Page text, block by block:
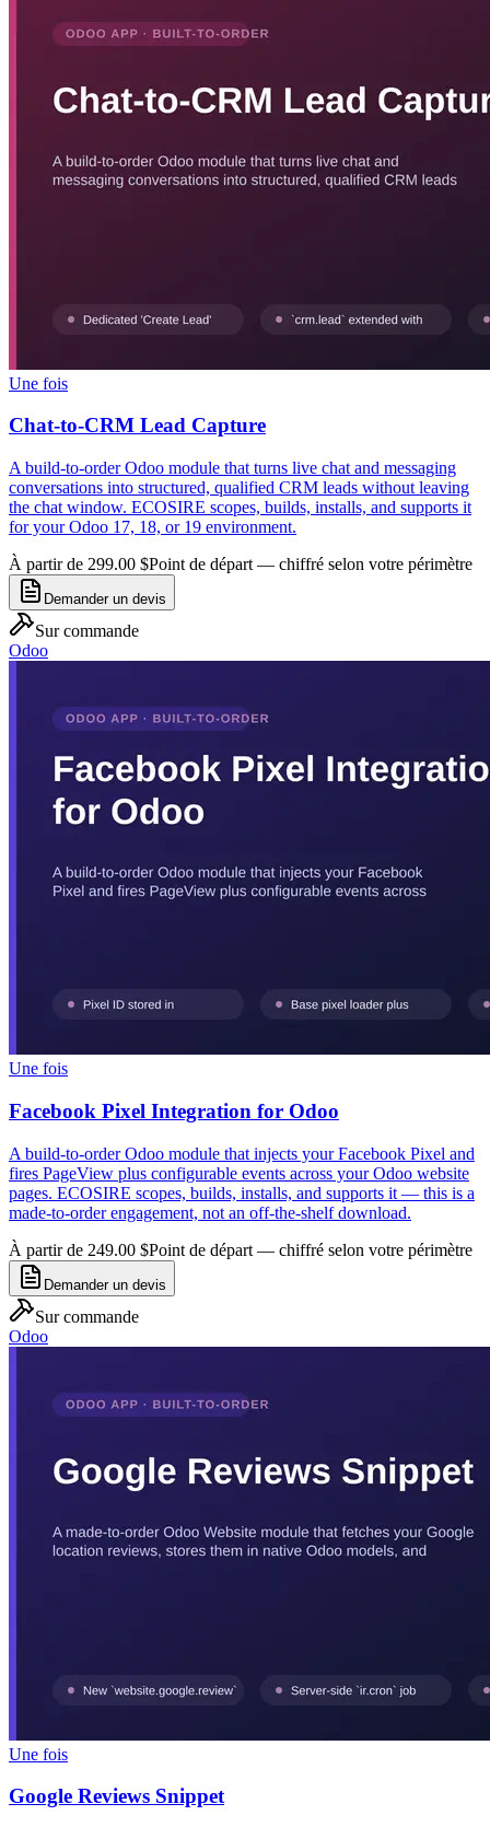
Une fois
Chat-to-CRM Lead Capture
A build-to-order Odoo module that turns live chat and messaging
conversations into structured, qualified CRM leads without leaving
the chat window. ECOSIRE scopes, builds, installs, and supports it
for your Odoo 17, 18, or 19 environment.
À partir de 299.00 $Point de départ — chiffré selon votre périmètre
Demander un devis
Sur commande
Odoo
Une fois
Facebook Pixel Integration for Odoo
A build-to-order Odoo module that injects your Facebook Pixel and
fires PageView plus configurable events across your Odoo website
pages. ECOSIRE scopes, builds, installs, and supports it — this is a
made-to-order engagement, not an off-the-shelf download.
À partir de 249.00 $Point de départ — chiffré selon votre périmètre
Demander un devis
Sur commande
Odoo
Une fois
Google Reviews Snippet